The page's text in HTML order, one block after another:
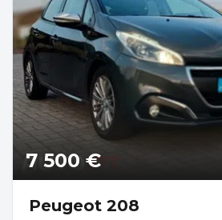
7 500 €
Peugeot 208